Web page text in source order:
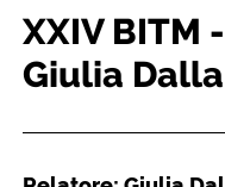
XXIV BITM
Giulia